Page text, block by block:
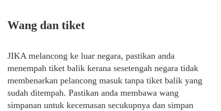
Wang dan tiket
JIKA melancong ke luar negara, pastikan anda
menempah tiket balik kerana sesetengah negara tidak
membenarkan pelancong masuk tanpa tiket balik yang
sudah ditempah. Pastikan anda membawa wang
simpanan untuk kecemasan secukupnya dan simpan